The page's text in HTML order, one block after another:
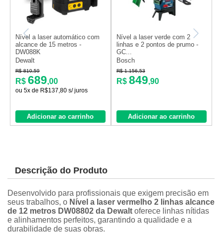
Nível a laser automático com
alcance de 15 metros -
DW088K
Dewalt
R$ 810,59
R$ 689,00
ou 5x de R$137,80 s/ juros
Adicionar ao carrinho
Nível a laser verde com 2
linhas e 2 pontos de prumo -
GC...
Bosch
R$ 1.156,53
R$ 849,90
Adicionar ao carrinho
Descrição do Produto
Desenvolvido para profissionais que exigem precisão em
seus trabalhos, o Nível a laser vermelho 2 linhas alcance
de 12 metros DW08802 da Dewalt oferece linhas nítidas
e alinhamentos perfeitos, garantindo a qualidade e a
durabilidade de suas obras.